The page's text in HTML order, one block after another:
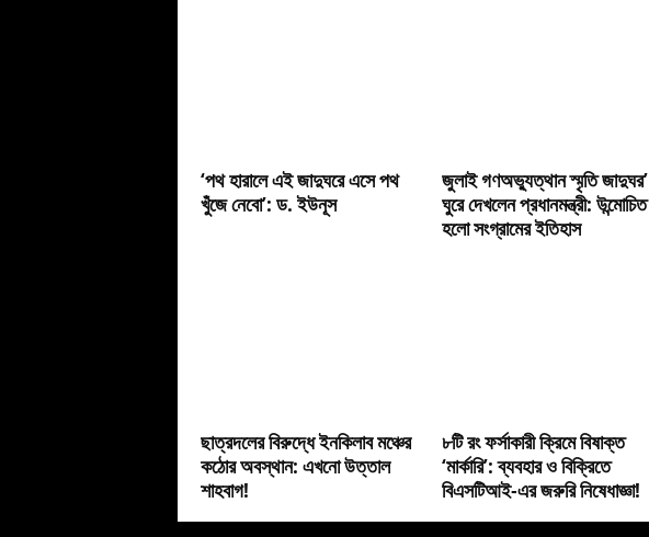
‘পথ হারালে এই জাদুঘরে এসে পথ
খুঁজে নেবো’: ড. ইউনূস
জুলাই গণঅভ্যুত্থান স্মৃতি জাদুঘর’
ঘুরে দেখলেন প্রধানমন্ত্রী: উন্মোচিত
হলো সংগ্রামের ইতিহাস
ছাত্রদলের বিরুদ্ধে ইনকিলাব মঞ্চের
কঠোর অবস্থান: এখনো উত্তাল
শাহবাগ!
৮টি রং ফর্সাকারী ক্রিমে বিষাক্ত
‘মার্কারি’: ব্যবহার ও বিক্রিতে
বিএসটিআই-এর জরুরি নিষেধাজ্ঞা!